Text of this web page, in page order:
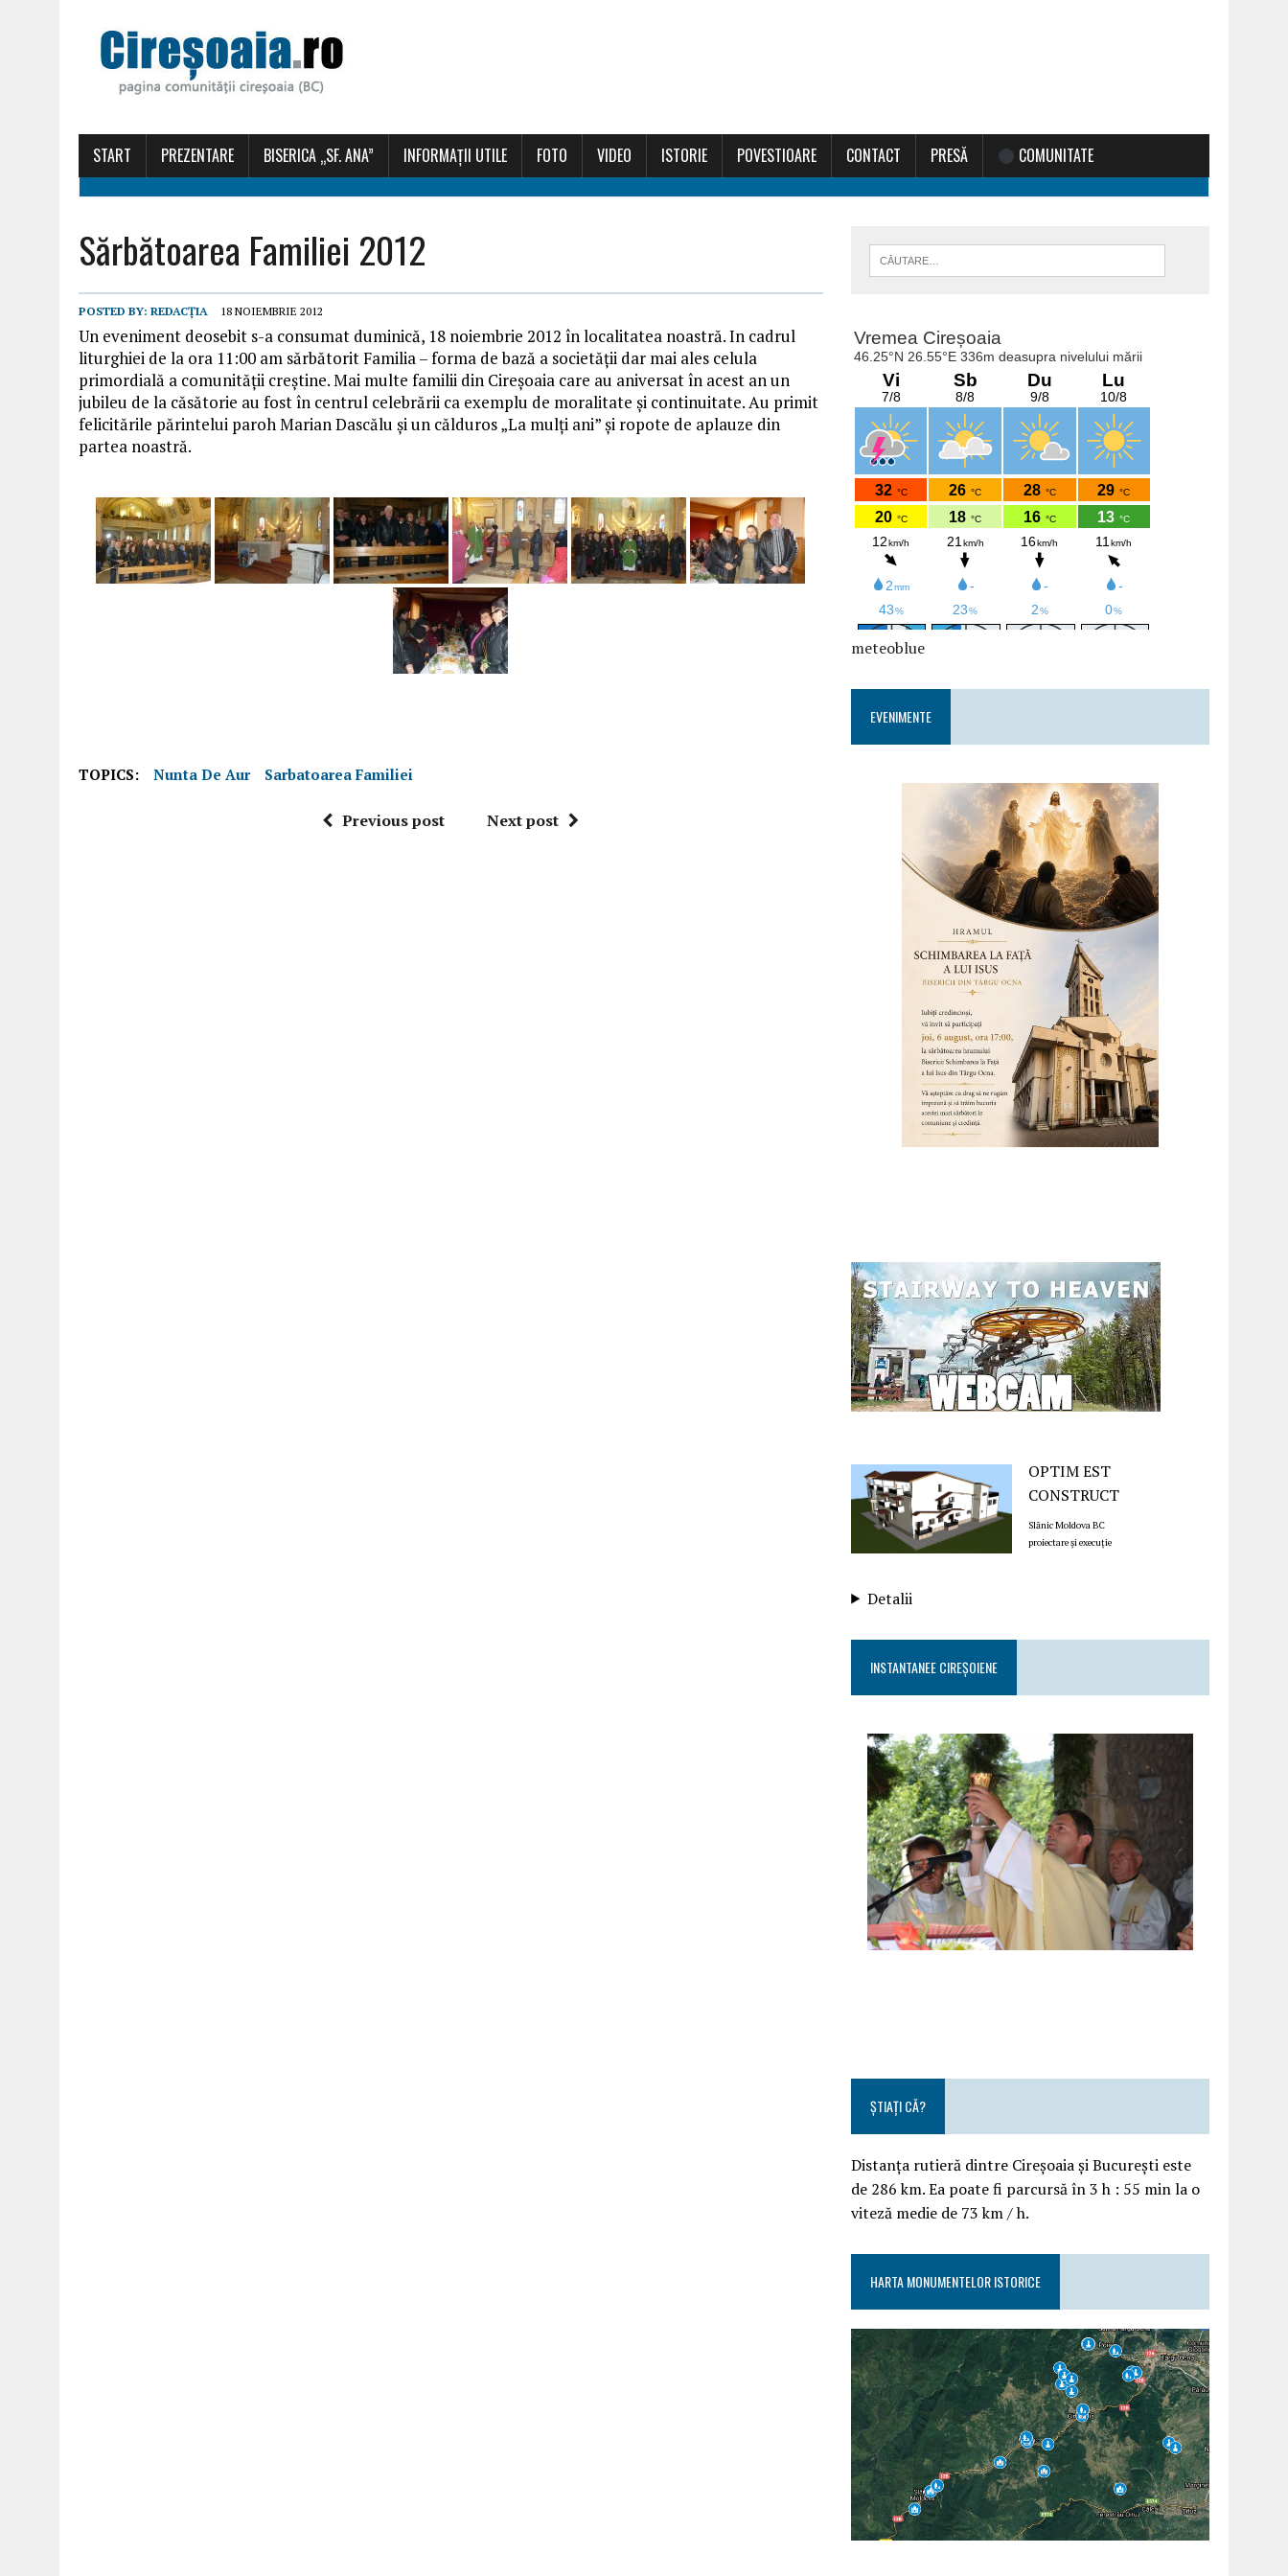
START PREZENTARE BISERICA „SF. ANA” INFORMAȚII UTILE FOTO VIDEO ISTORIE POVESTIOARE CONTACT PRESĂ COMUNITATE
Sărbătoarea Familiei 2012
POSTED BY: REDACȚIA 18 NOIEMBRIE 2012
Un eveniment deosebit s-a consumat duminică, 18 noiembrie 2012 în localitatea noastră. In cadrul
liturghiei de la ora 11:00 am sărbătorit Familia – forma de bază a societății dar mai ales celula
primordială a comunității creștine. Mai multe familii din Cireșoaia care au aniversat în acest an un
jubileu de la căsătorie au fost în centrul celebrării ca exemplu de moralitate și continuitate. Au primit
felicitările părintelui paroh Marian Dascălu și un călduros „La mulți ani” și ropote de aplauze din
partea noastră.
TOPICS: Nunta De Aur Sarbatoarea Familiei
Previous post Next post
meteoblue
EVENIMENTE
OPTIM EST
CONSTRUCT
Slănic Moldova BC
proiectare și execuție
Detalii
INSTANTANEE CIREȘOIENE
ȘTIAȚI CĂ?
Distanța rutieră dintre Cireșoaia și București este
de 286 km. Ea poate fi parcursă în 3 h : 55 min la o
viteză medie de 73 km / h.
HARTA MONUMENTELOR ISTORICE